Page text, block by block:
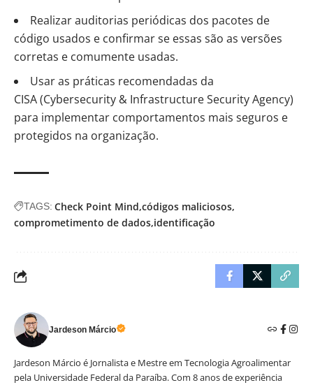
Realizar auditorias periódicas dos pacotes de
código usados e confirmar se essas são as versões
corretas e comumente usadas.
Usar as práticas recomendadas da
CISA (Cybersecurity & Infrastructure Security Agency)
para implementar comportamentos mais seguros e
protegidos na organização.
TAGS: Check Point Mind códigos maliciosos
comprometimento de dados identificação
Jardeson Márcio
Jardeson Márcio é Jornalista e Mestre em Tecnologia Agroalimentar
pela Universidade Federal da Paraíba. Com 8 anos de experiência